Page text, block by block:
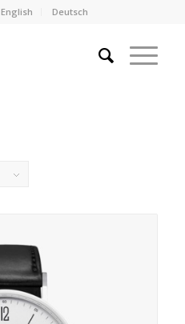
English Deutsch